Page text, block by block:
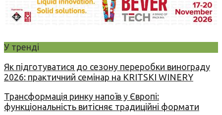
У тренді
Як підготуватися до сезону переробки винограду
2026: практичний семінар на KRITSKI WINERY
Трансформація ринку напоїв у Європі:
функціональність витісняє традиційні формати